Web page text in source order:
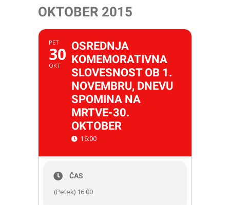
OKTOBER 2015
PET
30
OKT
OSREDNJA
KOMEMORATIVNA
SLOVESNOST OB 1.
NOVEMBRU, DNEVU
SPOMINA NA
MRTVE-30.
OKTOBER
16:00
ČAS
(Petek) 16:00